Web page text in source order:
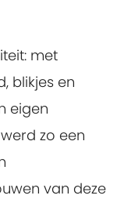
met
blikjes en
eigen
zo een
van deze